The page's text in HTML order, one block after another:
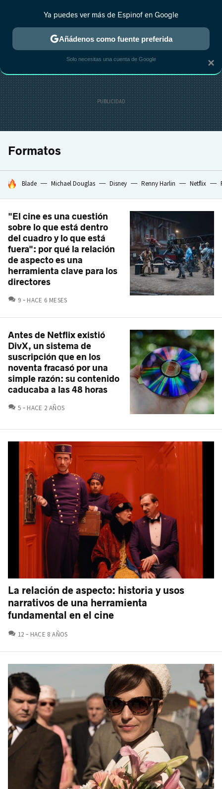
ESTRENOS REALITY ANIME RANKINGS CINE
Formatos
HOY SE HABLA DE
Blade Michael Douglas Disney Renny Harlin Netflix
"El cine es una cuestión
sobre lo que está dentro
del cuadro y lo que está
fuera": por qué la relación
de aspecto es una
herramienta clave para los
directores
9 COMENTARIOS
HACE 6 MESES
Antes de Netflix existió
DivX, un sistema de
suscripción que en los
noventa fracasó por una
simple razón: su contenido
caducaba a las 48 horas
5 COMENTARIOS
HACE 2 AÑOS
La relación de aspecto: historia y usos
narrativos de una herramienta
fundamental en el cine
12 COMENTARIOS
HACE 8 AÑOS
×
Ya puedes ver más de Espinof en Google
Añádenos como fuente preferida
Solo necesitas una cuenta de Google